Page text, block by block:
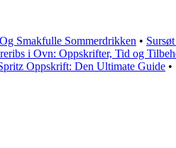
Smakfulle Sommerdrikken •
i Ovn: Oppskrifter, Tid og
Oppskrift: Den Ultimate Guide •